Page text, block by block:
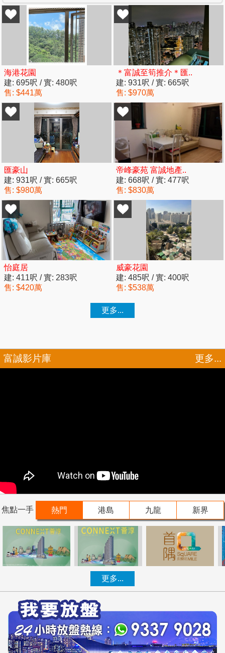
富誠影片庫 更多...
焦點一手 熱門 港島 九龍 新界
更多...